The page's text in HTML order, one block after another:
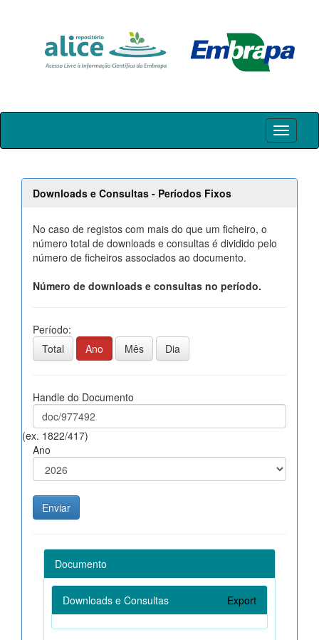
Skip
Downloads e Consultas - Períodos Fixos
No caso de registos com mais do que um ficheiro, o
número total de downloads e consultas é dividido pelo
número de ficheiros associados ao documento.
Número de downloads e consultas no período.
Período:
Total
Ano Mês Dia
Handle do Documento
(ex. 1822/417)
Ano
Documento
Downloads e Consultas Export